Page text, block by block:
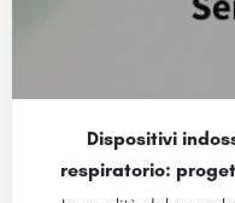
Dispositivi
respiratorio: